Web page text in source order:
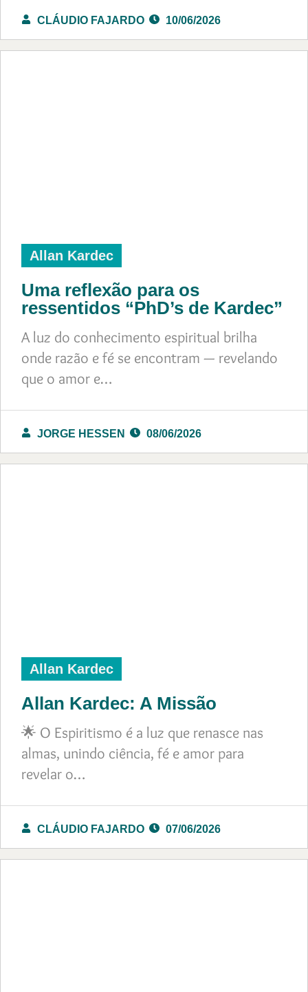
CLÁUDIO FAJARDO 10/06/2026
Allan Kardec
Uma reflexão para os
ressentidos “PhD’s de Kardec”
A luz do conhecimento espiritual brilha
onde razão e fé se encontram — revelando
que o amor e…
JORGE HESSEN 08/06/2026
Allan Kardec
Allan Kardec: A Missão
🌟 O Espiritismo é a luz que renasce nas
almas, unindo ciência, fé e amor para
revelar o…
CLÁUDIO FAJARDO 07/06/2026